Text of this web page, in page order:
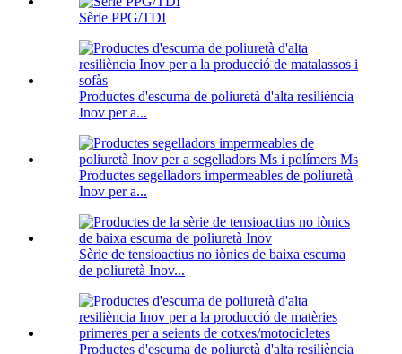
Sèrie PPG/TDI
Productes d'escuma de poliuretà d'alta resiliència
Inov per a...
Productes segelladors impermeables de poliuretà
Inov per a...
Sèrie de tensioactius no iònics de baixa escuma
de poliuretà Inov...
Productes d'escuma de poliuretà d'alta resiliència